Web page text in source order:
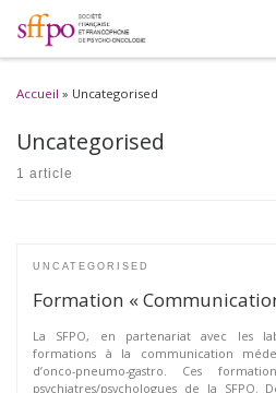
Accueil » Uncategorised
Uncategorised
1 article
UNCATEGORISED
Formation «
La SFPO, en partenariat avec les
formations à la communication
d’onco-pneumo-gastro. Ces
psychiatres/psychologues de la SFPO.